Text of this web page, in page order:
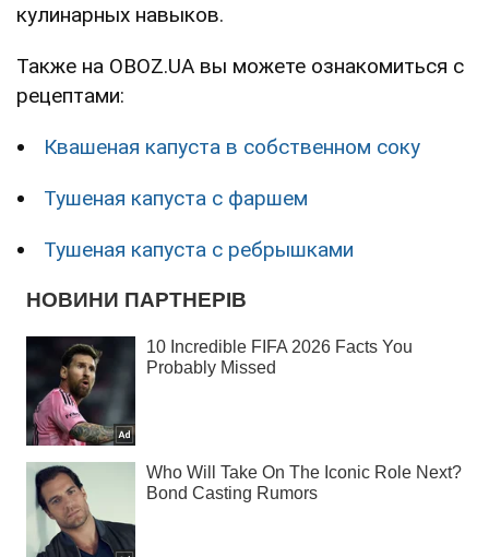
кулинарных навыков.
Также на OBOZ.UA вы можете ознакомиться с
рецептами:
Квашеная капуста в собственном соку
Тушеная капуста с фаршем
Тушеная капуста с ребрышками